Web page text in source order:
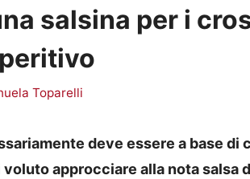
salsina per i
Toparelli
deve essere a base di
voluto approcciare alla nota salsa